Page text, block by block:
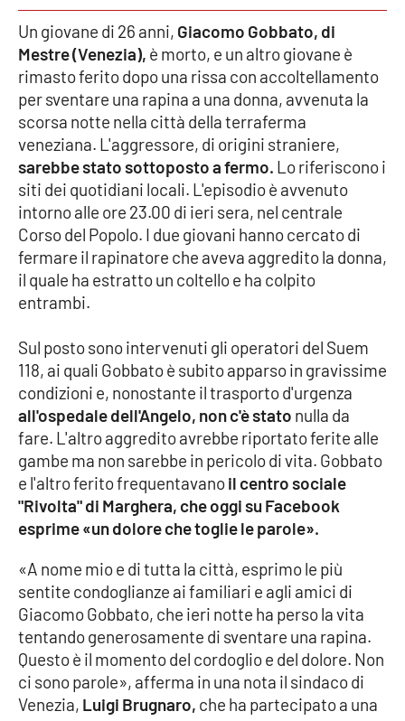
Meteo
Editoriali
VIDEO
Ambiente
Cronaca
Cultura
Economia e Lavoro
Politica
Sanità
Società
Sport
Good Morning Vietnam
Parchi Marini Calabria
Leggendo Alvaro insieme
Un giovane di 26 anni, Giacomo Gobbato, di
Mestre (Venezia), è morto, e un altro giovane è
rimasto ferito dopo una rissa con accoltellamento
per sventare una rapina a una donna, avvenuta la
scorsa notte nella città della terraferma
veneziana. L'aggressore, di origini straniere,
sarebbe stato sottoposto a fermo. Lo riferiscono i
siti dei quotidiani locali. L'episodio è avvenuto
intorno alle ore 23.00 di ieri sera, nel centrale
Corso del Popolo. I due giovani hanno cercato di
fermare il rapinatore che aveva aggredito la donna,
il quale ha estratto un coltello e ha colpito
entrambi.
Sul posto sono intervenuti gli operatori del Suem
118, ai quali Gobbato è subito apparso in gravissime
condizioni e, nonostante il trasporto d'urgenza
all'ospedale dell'Angelo, non c'è stato nulla da
fare. L'altro aggredito avrebbe riportato ferite alle
gambe ma non sarebbe in pericolo di vita. Gobbato
e l'altro ferito frequentavanoil centro sociale
"Rivolta" di Marghera, che oggi su Facebook
esprime «un dolore che toglie le parole».
«A nome mio e di tutta la città, esprimo le più
sentite condoglianze ai familiari e agli amici di
Giacomo Gobbato, che ieri notte ha perso la vita
tentando generosamente di sventare una rapina.
Questo è il momento del cordoglio e del dolore. Non
ci sono parole», afferma in una nota il sindaco di
Venezia, Luigi Brugnaro, che ha partecipato a una